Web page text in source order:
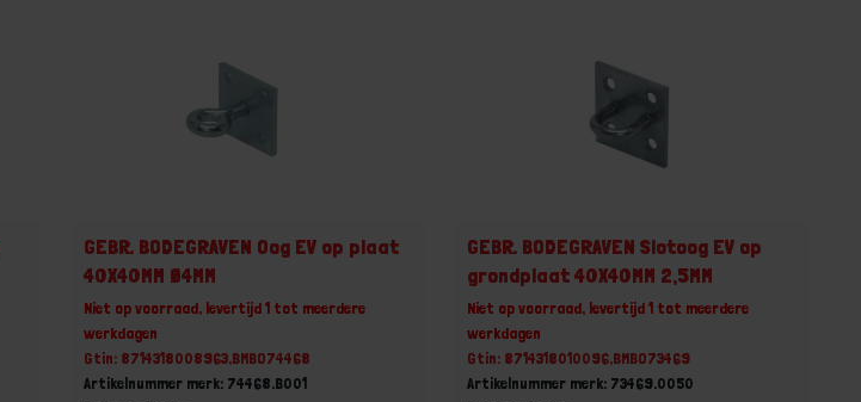
GEBR. BODEGRAVEN Oog EV op plaat
40X40MM Ø4MM
Niet op voorraad, levertijd 1 tot meerdere
werkdagen
Gtin: 8714318008963,BMBO74468
Artikelnummer merk: 74468.B001
GEBR. BODEGRAVEN Slotoog EV op
grondplaat 40X40MM 2,5MM
Niet op voorraad, levertijd 1 tot meerdere
werkdagen
Gtin: 8714318010096,BMBO73469
Artikelnummer merk: 73469.0050